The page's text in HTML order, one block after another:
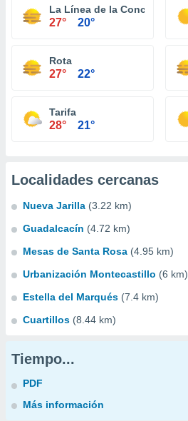
La Línea de la Concepción
27° 20°
Rota
27° 22°
Tarifa
28° 21°
Localidades cercanas
Nueva Jarilla (3.22 km)
Guadalcacín (4.72 km)
Mesas de Santa Rosa (4.95 km)
Urbanización Montecastillo (6 km)
Estella del Marqués (7.4 km)
Cuartillos (8.44 km)
Tiempo...
PDF
Más información